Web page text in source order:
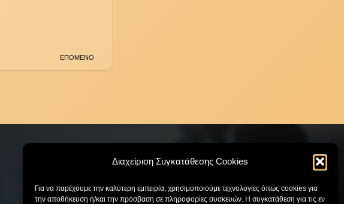
Διαχείριση Συγκατάθεσης Cookies
Για να παρέχουμε την καλύτερη εμπειρία, χρησιμοποιούμε τεχνολογίες όπως cookies για
την αποθήκευση ή/και την πρόσβαση σε πληροφορίες συσκευών. Η συγκατάθεση για τις εν
ΕΠΟΜΕΝΟ
ΕΠΙΚΟΙΝΩΝΙΑ